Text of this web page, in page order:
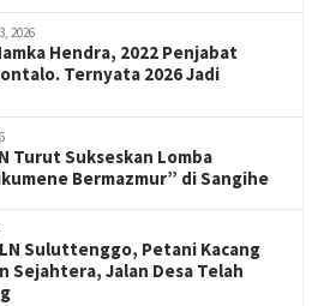
2026
Hendra, 2022 Penjabat
Ternyata 2026 Jadi
Turut Sukseskan Lomba
Bermazmur” di Sangihe
Suluttenggo, Petani Kacang
Sejahtera, Jalan Desa Telah